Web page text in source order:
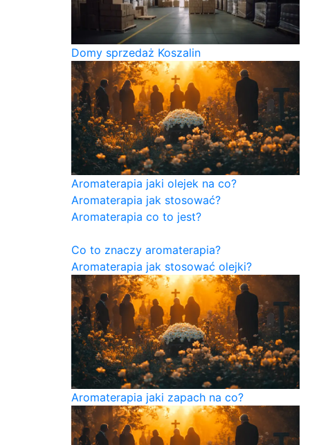
Domy sprzedaż Koszalin
Aromaterapia jaki olejek na co?
Aromaterapia jak stosować?
Aromaterapia co to jest?
Co to znaczy aromaterapia?
Aromaterapia jak stosować olejki?
Aromaterapia jaki zapach na co?